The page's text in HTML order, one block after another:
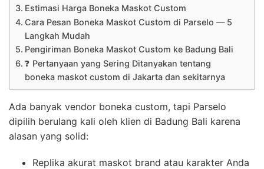
Estimasi Harga Boneka Maskot Custom
Cara Pesan Boneka Maskot Custom di Parselo — 5
Langkah Mudah
Pengiriman Boneka Maskot Custom ke Badung Bali
❓ Pertanyaan yang Sering Ditanyakan tentang
boneka maskot custom di Jakarta dan sekitarnya
Ada banyak vendor boneka custom, tapi Parselo
dipilih berulang kali oleh klien di Badung Bali karena
alasan yang solid:
Replika akurat maskot brand atau karakter Anda